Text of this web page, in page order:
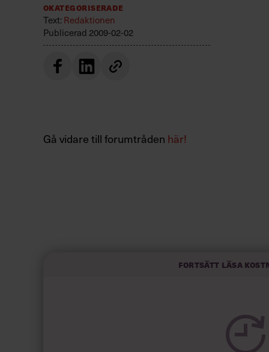
Okategoriserade
Text:Redaktionen
Publicerad 2009-02-02
Gå vidare till forumtråden här!
Fortsätt läsa